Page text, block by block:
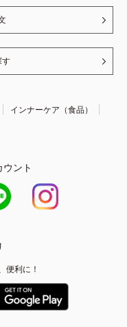
す
インナーケア（食品）
ント
便利に！